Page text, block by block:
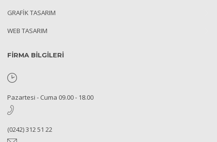
GRAFIK TASARIM
WEB TASARIM
FİRMA BİLGİLERİ
Pazartesi - Cuma 09.00 - 18.00
(0242) 312 51 22